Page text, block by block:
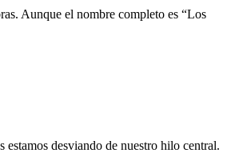
Aunque el nombre completo es “Los
desviando de nuestro hilo central.